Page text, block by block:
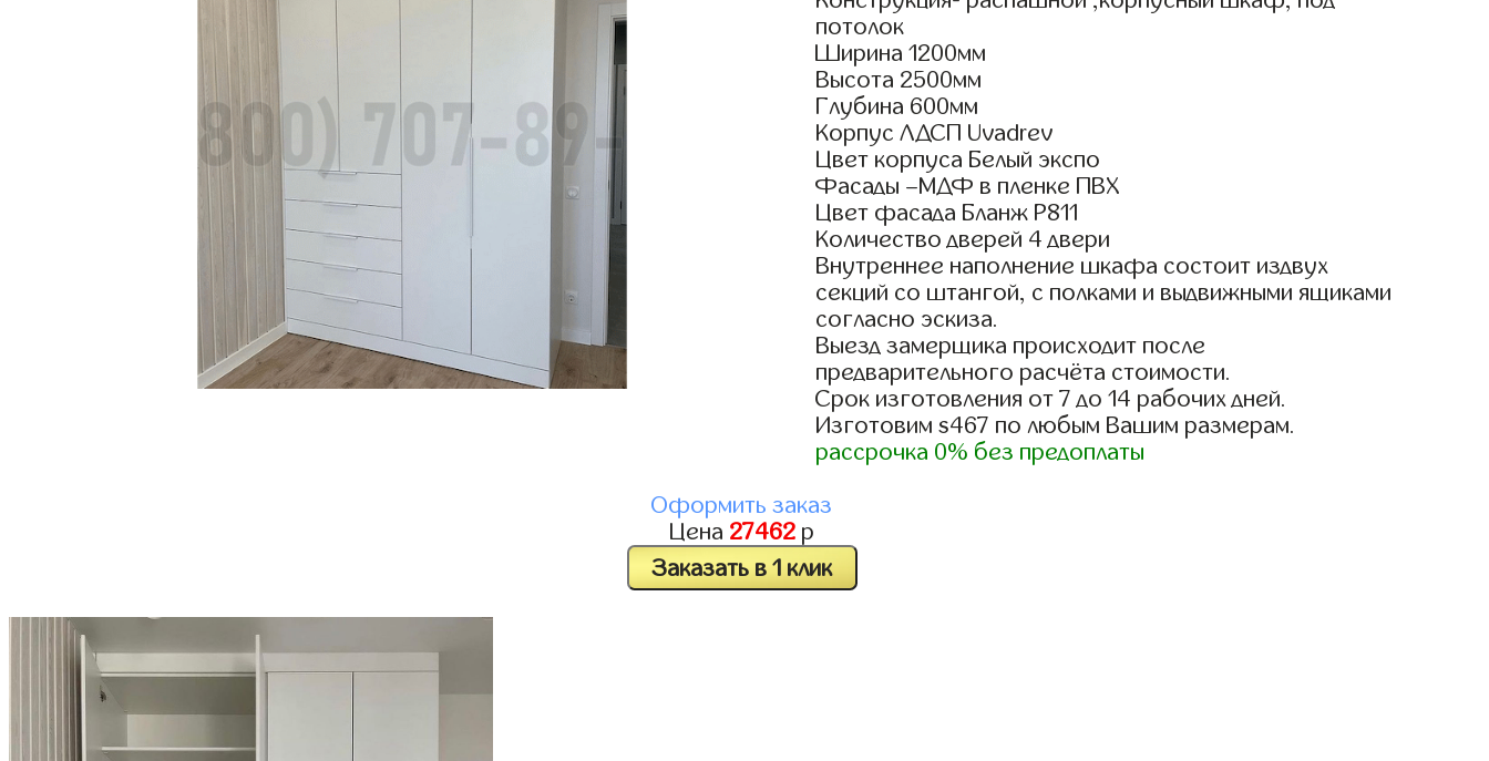
потолок
Ширина 1200мм
Высота 2500мм
Глубина 600мм
Корпус ЛДСП Uvadrev
Цвет корпуса Белый экспо
Фасады –МДФ в пленке ПВХ
Цвет фасада Бланж Р811
Количество дверей 4 двери
Внутреннее наполнение шкафа состоит издвух
секций со штангой, с полками и выдвижными ящиками
согласно эскиза.
Выезд замерщика происходит после
предварительного расчёта стоимости.
Срок изготовления от 7 до 14 рабочих дней.
Изготовим s467 по любым Вашим размерам.
рассрочка 0% без предоплаты
Оформить заказ
Цена 27462 р
Заказать в 1 клик